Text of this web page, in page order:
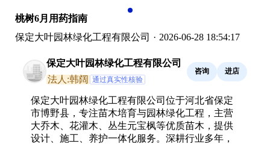
桃树6月用药指南
保定大叶园林绿化工程有限公司 · 2026-06-28 18:54:17
保定大叶园林绿化工程有限公司
法人:韩阔 通过真实性核验
咨询 进店
保定大叶园林绿化工程有限公司位于河北省保定
市博野县，专注苗木培育与园林绿化工程，主营
大乔木、花灌木、丛生元宝枫等优质苗木，提供
设计、施工、养护一体化服务。深耕行业多年，